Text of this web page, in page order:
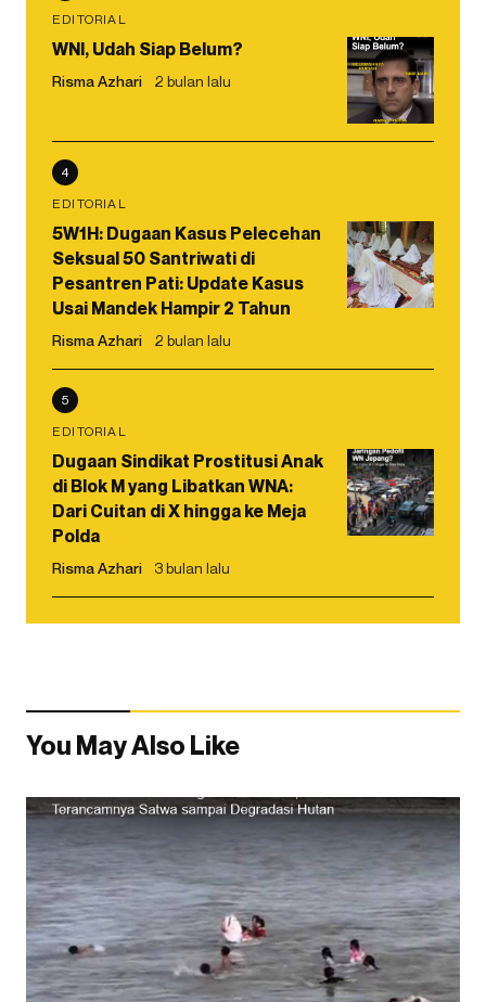
EDITORIAL
WNI, Udah Siap Belum?
Risma Azhari 2 bulan lalu
4
EDITORIAL
5W1H: Dugaan Kasus Pelecehan
Seksual 50 Santriwati di
Pesantren Pati: Update Kasus
Usai Mandek Hampir 2 Tahun
Risma Azhari 2 bulan lalu
5
EDITORIAL
Dugaan Sindikat Prostitusi Anak
di Blok M yang Libatkan WNA:
Dari Cuitan di X hingga ke Meja
Polda
Risma Azhari 3 bulan lalu
You May Also Like